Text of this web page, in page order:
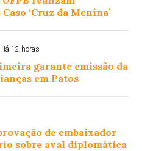
‘Cruz da Menina’
Há 12 horas
garante emissão da
em Patos
de embaixador
sobre aval diplomática